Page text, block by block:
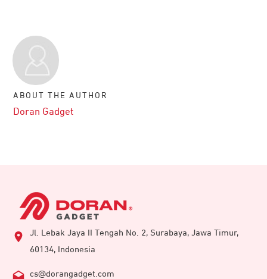
ABOUT THE AUTHOR
Doran Gadget
Jl. Lebak Jaya II Tengah No. 2, Surabaya, Jawa Timur,
60134, Indonesia
cs@dorangadget.com